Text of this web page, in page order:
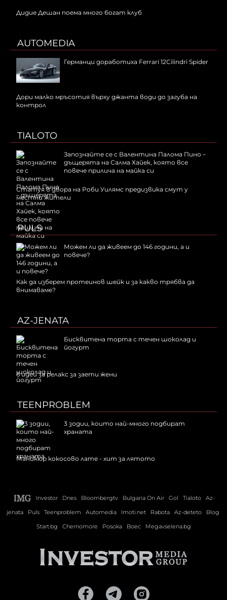
Дидие Дешан поема много богат клуб
AUTOMEDIA
Германци доработиха Ferrari 12Cilindri Spider
Дори малко мръсотия върху джанта води до загуба на
контрол
TIALOTO
Запознайте се с Валентина Палома Пино –
дъщерята на Салма Хайек, която все
повече прилича на майка си
Статуя в двора на Роби Уилямс предизвика смут у
местни жители
PULS
Можем ли да живеем до 146 години, а и
повече?
Как да изберем протеинов шейк и за какво трябва да
внимаваме?
AZ-JENATA
Бисквитена торта с течен шоколад и
йогурт
6 идеи за релакс за заети жени
TEENPROBLEM
3 зодии, които най-много подбират
храната
Маникюр кокосово лате - хит за лятото
Investor Dnes Bloombergtv Bulgaria On Air Gol Tialoto
Az-
jenata
Puls Teenproblem Automedia Imoti.net Rabota Az-deteto
Blog
Start.bg
Chernomore Posoka Boec Megavselena.bg